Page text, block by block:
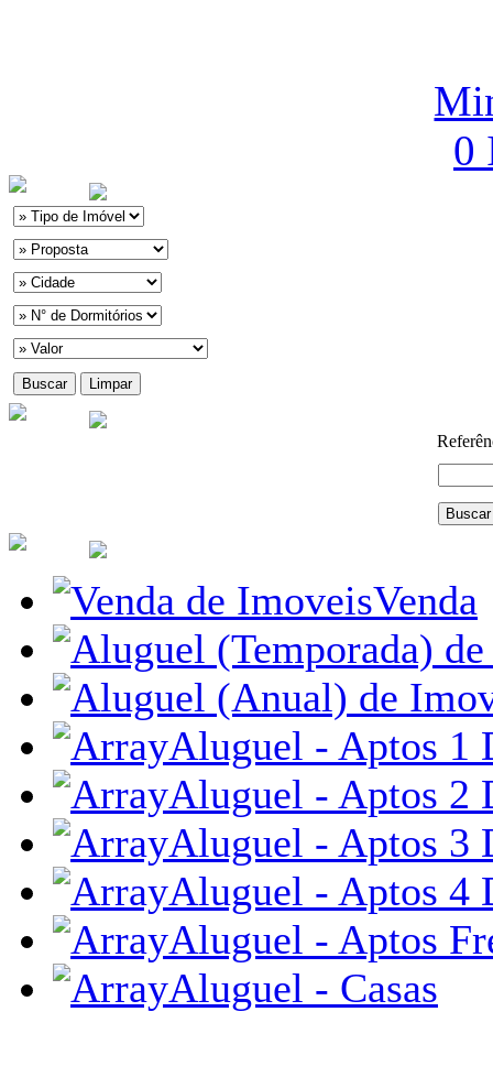
0
Venda
Aluguel - Aptos 1
Aluguel - Aptos 2
Aluguel - Aptos 3
Aluguel - Aptos 4
Aluguel - Aptos
Aluguel - Casas